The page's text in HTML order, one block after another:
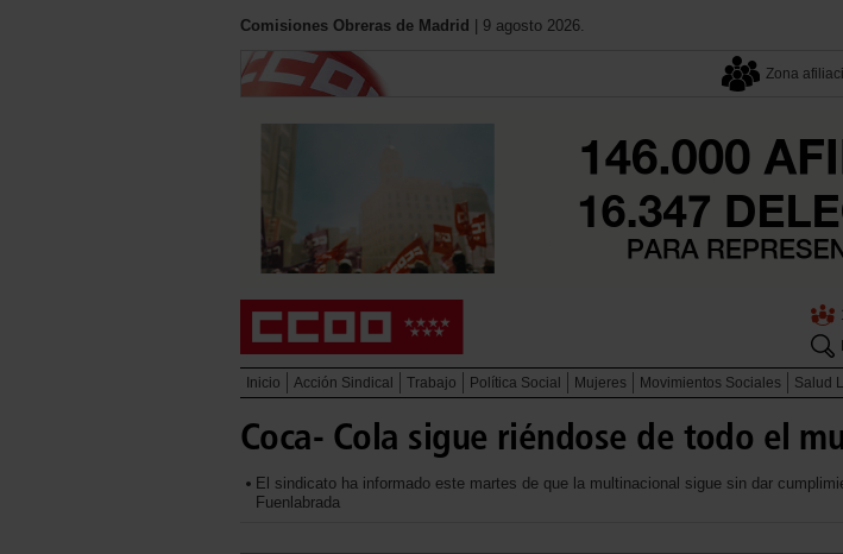
Comisiones Obreras de Madrid | 9 agosto 2026.
Zona
Inicio Acción Sindical Trabajo Política Social Mujeres Movimientos Sociales Salud
Coca- Cola sigue riéndose de todo el
El sindicato ha informado este martes de que la multinacional sigue sin dar
Fuenlabrada